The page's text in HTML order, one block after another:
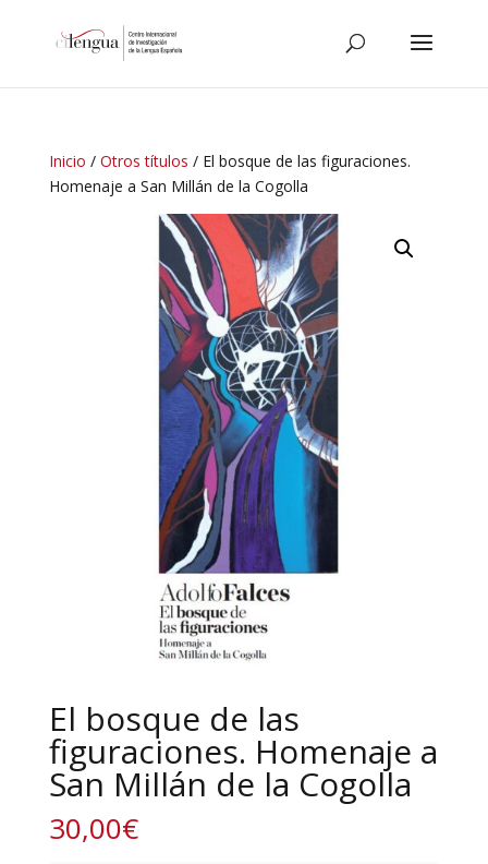
Inicio / Otros títulos / El bosque de las figuraciones.
Homenaje a San Millán de la Cogolla
El bosque de las
figuraciones. Homenaje a
San Millán de la Cogolla
30,00€